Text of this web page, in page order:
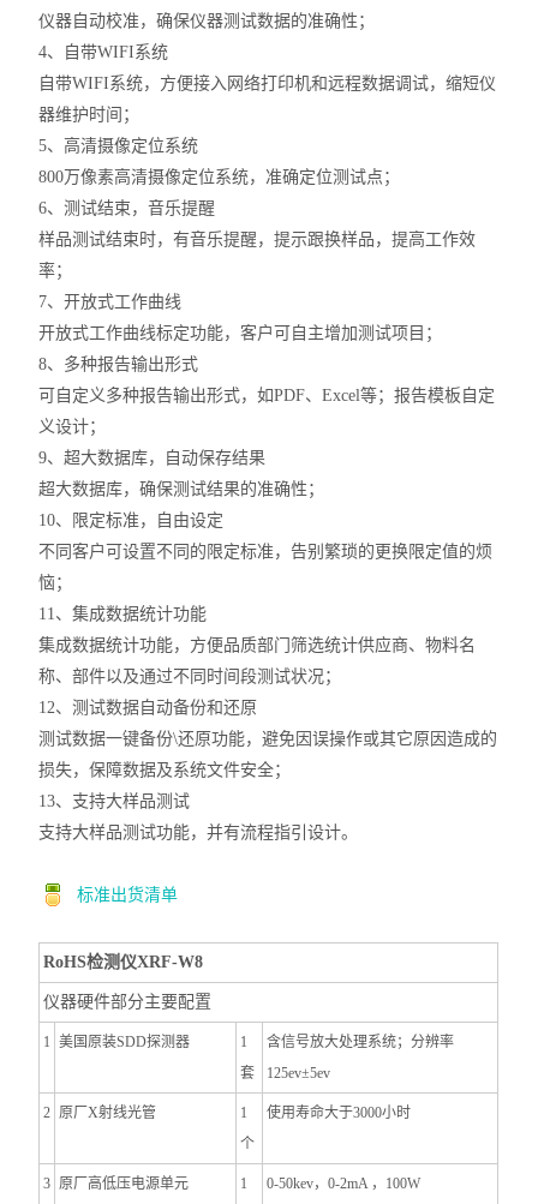
仪器自动校准，确保仪器测试数据的准确性；
4、
自带WIFI系统
自带WIFI系统，方便接入网络打印机和远程数据调试，缩短仪
器维护时间 ；
5、高清摄像定位系统
800万像素高清摄像定位系统，准确定位测试点；
6、测试结束 ，音乐提醒
样品测试结束时，有音乐提醒 ，提示跟换样品 ，提高工作效
率；
7、开放式工作曲线
开放式工作曲线标定功能，客户可自主增加测试项目 ；
8、多种报告输出形式
可自定义多种报告输出形式，如PDF、Excel等；报告模板自定
义设计；
9、超大数据库，
自动保存结果
超大数据库，确保测试结果的准确性 ；
10、限定标准 ，
自由设定
不同客户可设置不同的限定标准 ，告别繁琐的更换限定值的烦
恼 ；
11、集成数据统计功能
集成数据统计功能，方便品质部门筛选统计供应商、物料名
称、部件以及通过不同时间段测试状况；
12、测试数据自动备份和还原
测试数据一键备份\还原功能，避免因误操作或其它原因造成的
损失，保障数据及系统文件安全；
13、支持大样品测试
支持大样品测试功能，并有流程指引设计。
标准出货清单
RoHS检测仪XRF-W8
仪器硬件部分主要配置
1 美国原装SDD探测器
1
套
含信号放大处理系统；分辨率
125ev±5ev
2 原厂X射线光管
1
个
使用寿命大于3000小时
3 原厂高低压电源单元
1
0-50kev，0-2mA ，100W